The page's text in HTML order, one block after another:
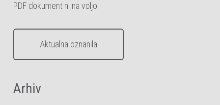
PDF dokument ni na voljo.
Aktualna oznanila
Arhiv